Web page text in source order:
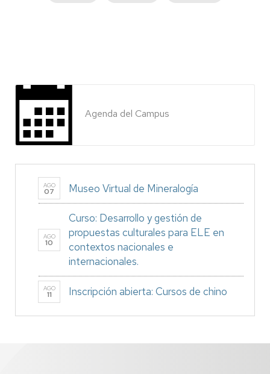
Agenda del Campus
AGO
07 Museo Virtual de Mineralogía
AGO
10
Curso: Desarrollo y gestión de
propuestas culturales para ELE en
contextos nacionales e
internacionales.
AGO
11 Inscripción abierta: Cursos de chino